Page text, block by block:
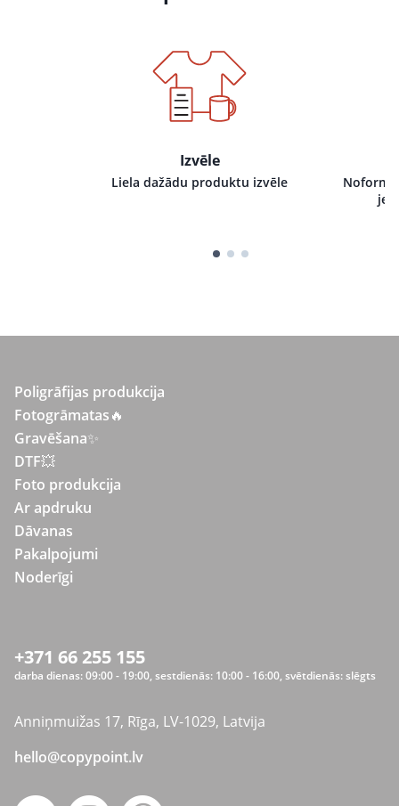
Izvēle
Liela dažādu produktu izvēle
Poligrāfijas produkcija
Fotogrāmatas🔥
Gravēšana✨
DTF💥
Foto produkcija
Ar apdruku
Dāvanas
Pakalpojumi
Noderīgi
+371 66 255 155
darba dienas: 09:00 - 19:00, sestdienās: 10:00 - 16:00, svētdienās: slēgts
Anniņmuižas 17, Rīga, LV-1029, Latvija
hello@copypoint.lv